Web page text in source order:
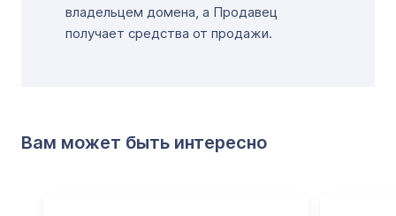
владельцем домена, а Продавец
получает средства от продажи.
Вам может быть интересно